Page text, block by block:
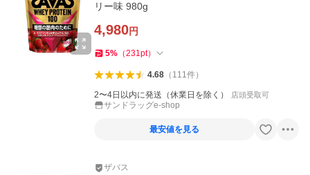
リー味 980g
4,980円
5% （231pt）
4.68（ 111件）
2〜4日以内に発送（休業日を除く） 店頭受取可
サンドラッグe-shop
最安値を見る
ザバス